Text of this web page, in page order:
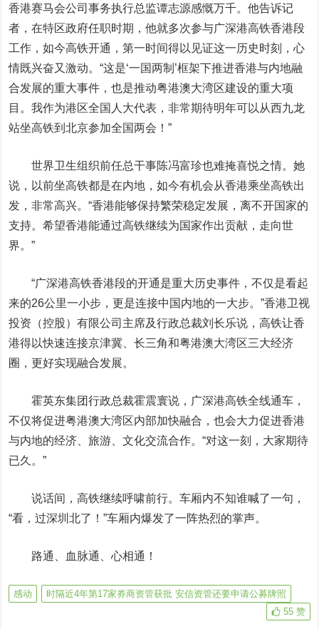
香港赛马会公司事务执行总监谭志源感慨万千。他告诉记
者，在特区政府任职时期，他就多次参与广深港高铁香港段
工作，如今高铁开通，第一时间得以见证这一历史时刻，心
情既兴奋又激动。“这是‘一国两制’框架下推进香港与内地融
合发展的重大事件，也是推动粤港澳大湾区建设的重大项
目。我作为港区全国人大代表，非常期待明年可以从西九龙
站坐高铁到北京参加全国两会！”
世界卫生组织前任总干事陈冯富珍也难掩喜悦之情。她
说，以前坐高铁都是在内地，如今有机会从香港乘坐高铁出
发，非常高兴。“香港能够保持繁荣稳定发展，离不开国家的
支持。希望香港能通过高铁继续为国家作出贡献，走向世
界。”
“广深港高铁香港段的开通是重大历史事件，不仅是看起
来的26公里一小步，更是连接中国内地的一大步。”香港卫视
投资（控股）有限公司主席及行政总裁刘长乐说，高铁让香
港得以快速连接京津冀、长三角和粤港澳大湾区三大经济
圈，更好实现融合发展。
霍英东集团行政总裁霍震寰说，广深港高铁全线通车，
不仅将促进粤港澳大湾区内部加快融合，也会大力促进香港
与内地的经济、旅游、文化交流合作。“对这一刻，大家期待
已久。”
说话间，高铁继续呼啸前行。车厢内不知谁喊了一句，
“看，过深圳北了！”车厢内爆发了一阵热烈的掌声。
路通、血脉通、心相通！
感动
时隔近4年第17家券商资管获批 安信资管还要申请公募牌照
55 赞